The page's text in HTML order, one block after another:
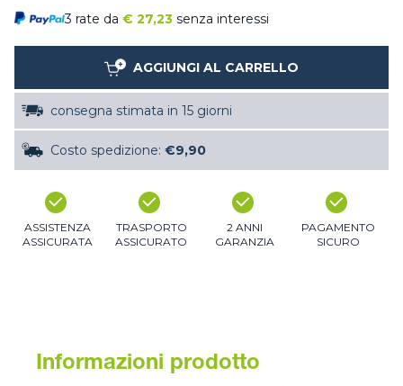
3 rate da € 27,23 senza interessi
AGGIUNGI AL CARRELLO
consegna stimata in 15 giorni
Costo spedizione: €9,90
ASSISTENZA
ASSICURATA
TRASPORTO
ASSICURATO
2 ANNI
GARANZIA
PAGAMENTO
SICURO
Informazioni prodotto